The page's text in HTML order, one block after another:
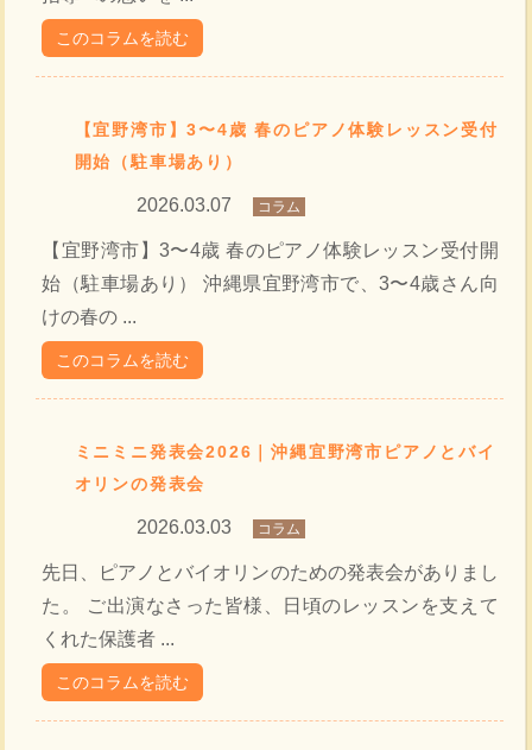
このコラムを読む
【宜野湾市】3〜4歳 春のピアノ体験レッスン受付
開始（駐車場あり）
2026.03.07 コラム
【宜野湾市】3〜4歳 春のピアノ体験レッスン受付開
始（駐車場あり） 沖縄県宜野湾市で、3〜4歳さん向
けの春の ...
このコラムを読む
ミニミニ発表会2026｜沖縄宜野湾市ピアノとバイ
オリンの発表会
2026.03.03 コラム
先日、ピアノとバイオリンのための発表会がありまし
た。 ご出演なさった皆様、日頃のレッスンを支えて
くれた保護者 ...
このコラムを読む